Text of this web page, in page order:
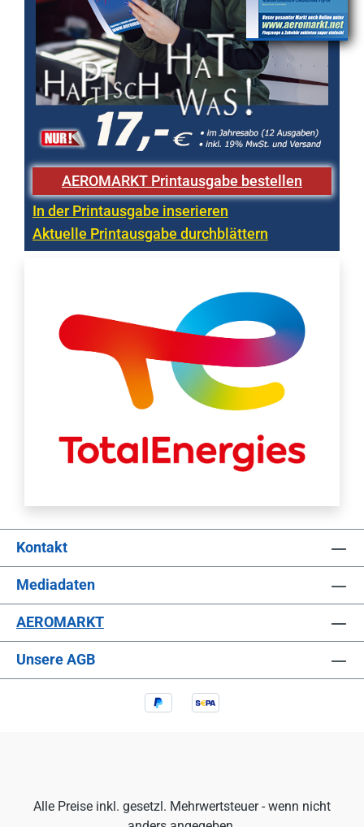
AEROMARKT Printausgabe bestellen
In der Printausgabe inserieren
Aktuelle Printausgabe durchblättern
Kontakt
Mediadaten
AEROMARKT
Unsere AGB
Alle Preise inkl. gesetzl. Mehrwertsteuer - wenn nicht